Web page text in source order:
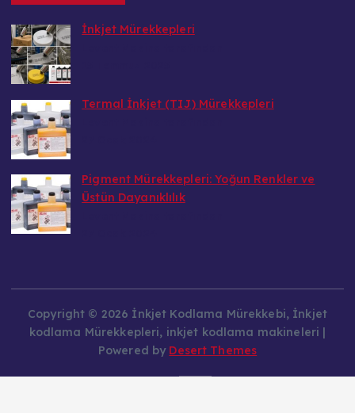
İnkjet Mürekkepleri
Termal İnkjet (TIJ) Mürekkepleri
Pigment Mürekkepleri: Yoğun Renkler ve
Üstün Dayanıklılık
Copyright © 2026 İnkjet Kodlama Mürekkebi, İnkjet
kodlama Mürekkepleri, inkjet kodlama makineleri |
Powered by Desert Themes